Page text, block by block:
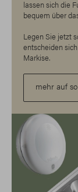
lassen sich die
bequem über
Legen Sie jetzt
entscheiden
Markise.
mehr auf